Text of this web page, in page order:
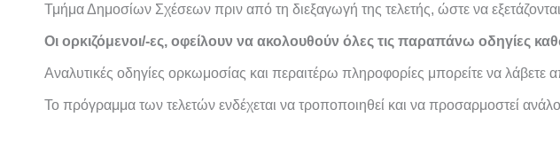
Τμήμα Δημοσίων Σχέσεων πριν από τη διεξαγωγή της τελετής, ώστε να
Οι ορκιζόμενοι/-ες, οφείλουν να ακολουθούν όλες τις παραπάνω οδηγίες
Αναλυτικές οδηγίες ορκωμοσίας και περαιτέρω πληροφορίες μπορείτε να λάβετε
Το πρόγραμμα των τελετών ενδέχεται να τροποποιηθεί και να προσαρμοστεί